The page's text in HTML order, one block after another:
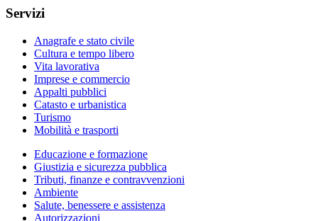
Servizi
Anagrafe e stato civile
Cultura e tempo libero
Vita lavorativa
Imprese e commercio
Appalti pubblici
Catasto e urbanistica
Turismo
Mobilità e trasporti
Educazione e formazione
Giustizia e sicurezza pubblica
Tributi, finanze e contravvenzioni
Ambiente
Salute, benessere e assistenza
Autorizzazioni